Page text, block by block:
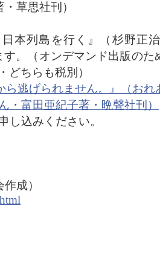
草思社刊）
列島を行く』（杉野正
。（オンデマンド出版のた
どちらも税別）
ら逃げられません。』（お
・富田亜紀子著・晩聲社刊）
し込みください。
成）